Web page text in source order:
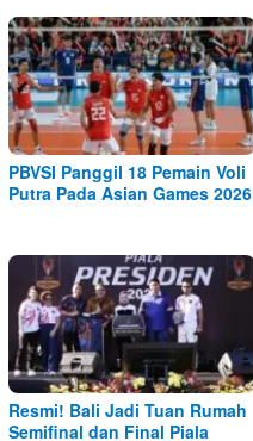
PBVSI Panggil 18 Pemain Voli
Putra Pada Asian Games 2026
Resmi! Bali Jadi Tuan Rumah
Semifinal dan Final Piala